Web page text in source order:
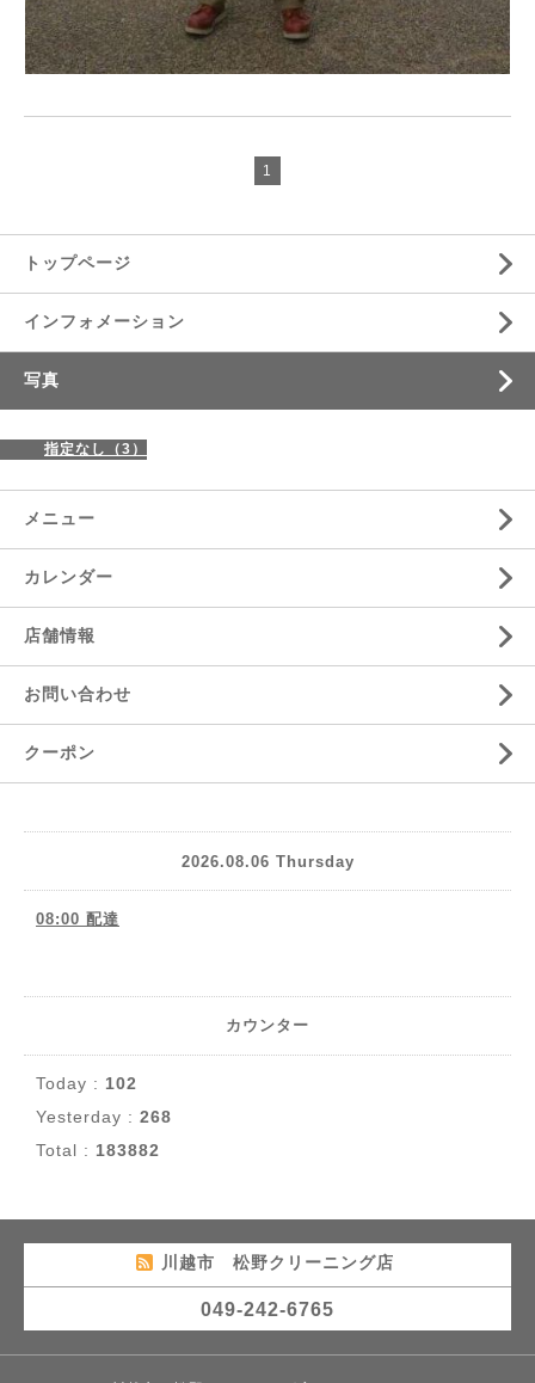
1
トップページ
インフォメーション
写真
指定なし（3）
メニュー
カレンダー
店舗情報
お問い合わせ
クーポン
2026.08.06 Thursday
08:00 配達
カウンター
Today : 102
Yesterday : 268
Total : 183882
川越市 松野クリーニング店
049-242-6765